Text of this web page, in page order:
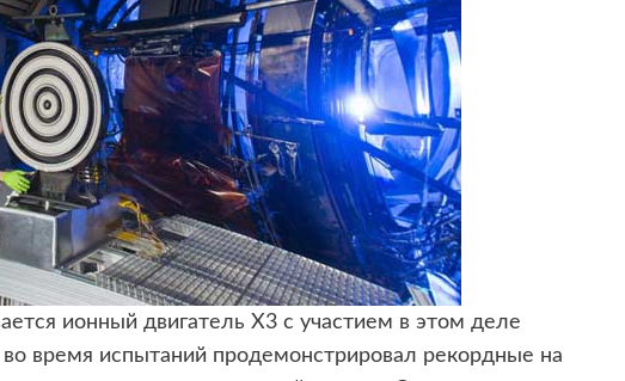
ионный двигатель X3 с участием в этом деле
время испытаний продемонстрировал рекордные на